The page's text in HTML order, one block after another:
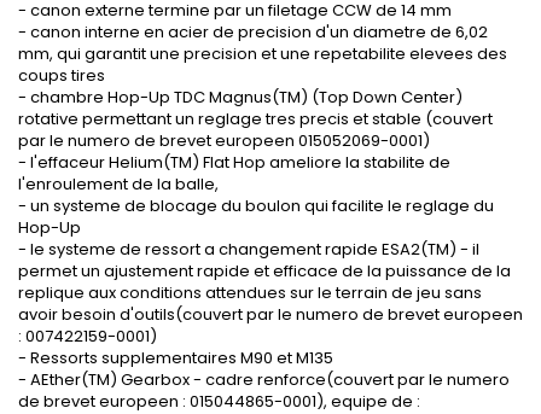
- canon externe termine par un filetage CCW de 14 mm
- canon interne en acier de precision d'un diametre de 6,02
mm, qui garantit une precision et une repetabilite elevees des
coups tires
- chambre Hop-Up TDC Magnus(TM) (Top Down Center)
rotative permettant un reglage tres precis et stable (couvert
par le numero de brevet europeen 015052069-0001)
- l'effaceur Helium(TM) Flat Hop ameliore la stabilite de
l'enroulement de la balle,
- un systeme de blocage du boulon qui facilite le reglage du
Hop-Up
- le systeme de ressort a changement rapide ESA2(TM) - il
permet un ajustement rapide et efficace de la puissance de la
replique aux conditions attendues sur le terrain de jeu sans
avoir besoin d'outils(couvert par le numero de brevet europeen
: 007422159-0001)
- Ressorts supplementaires M90 et M135
- AEther(TM) Gearbox - cadre renforce(couvert par le numero
de brevet europeen : 015044865-0001), equipe de :